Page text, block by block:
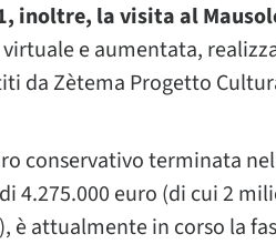
inoltre, la visita al
e aumentata,
da Zètema Progetto
conservativo terminata
4.275.000 euro (di cui 2
è attualmente in corso la